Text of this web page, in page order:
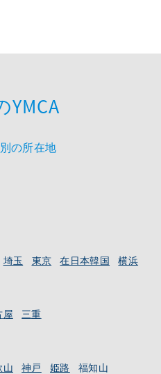
YMCA
の所在地
埼玉 東京 在日本韓国 横浜
屋 三重
山 神戸 姫路 福知山